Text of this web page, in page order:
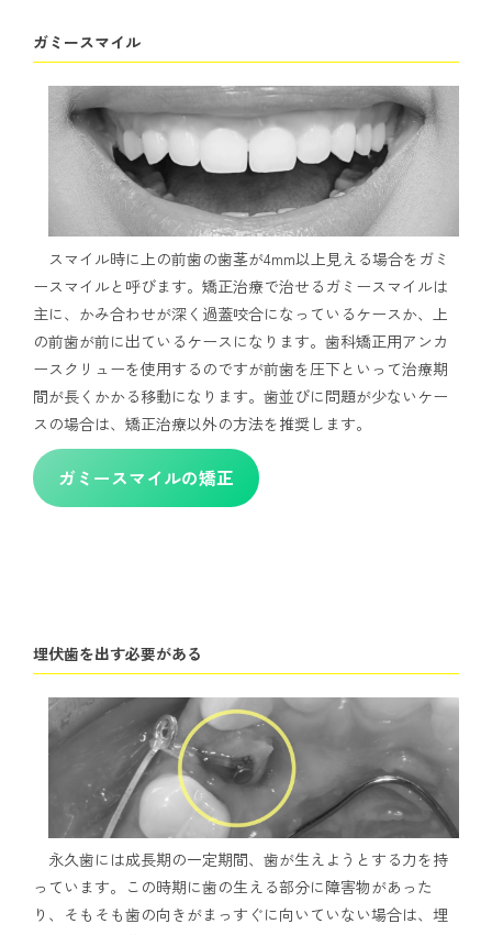
ガミースマイル
スマイル時に上の前歯の歯茎が4mm以上見える場合をガミ
ースマイルと呼びます。矯正治療で治せるガミースマイルは
主に、かみ合わせが深く過蓋咬合になっているケースか、上
の前歯が前に出ているケースになります。歯科矯正用アンカ
ースクリューを使用するのですが前歯を圧下といって治療期
間が長くかかる移動になります。歯並びに問題が少ないケー
スの場合は、矯正治療以外の方法を推奨します。
ガミースマイルの矯正
埋伏歯を出す必要がある
永久歯には成長期の一定期間、歯が生えようとする力を持
っています。この時期に歯の生える部分に障害物があった
り、そもそも歯の向きがまっすぐに向いていない場合は、埋